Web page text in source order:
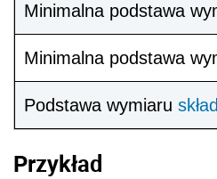
Minimalna podstawa
Minimalna podstawa
Podstawa wymiaru
Przykład